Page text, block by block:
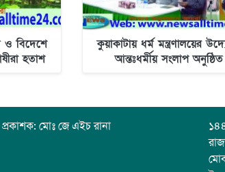
ও বিদেশে
হতাশ
কুয়াকাটায় ধর্ম মন্ত্রণালয়ের
আন্তঃধর্মীয় সংলাপ অনুষ্ঠিত
মোঃ জে এইচ রানা